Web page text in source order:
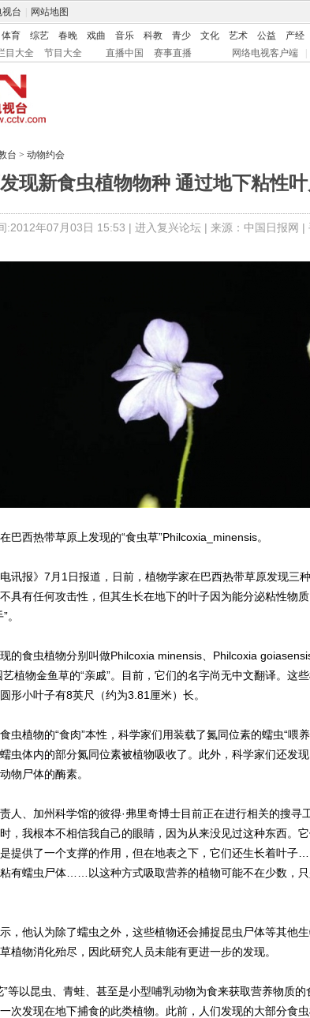
台 网站地图
体育 综艺 春晚 戏曲 音乐 科教 青少 文化 艺术 公益 产经
目大全 节目大全 直播中国 赛事直播 网络电视客户端
台 > 动物约会
现新食虫植物物种 通过地下粘性
:2012年07月03日 15:53 | 进入复兴论坛| 来源： 中国日报网 |
西热带草原上发现的“食虫草”Philcoxia_minensis。
报》7月1日报道，日前，植物学家在巴西热带草原发现三
具有任何攻击性，但其生长在地下的叶子因为能分泌粘性物
。
食虫植物分别叫做Philcoxia minensis、Philcoxia
植物金鱼草的“亲戚”。目前，它们的名字尚无中文翻译。这
形小叶子有8英尺（约为3.81厘米）长。
植物的“食肉”本性，科学家们用装载了氮同位素的蠕虫“喂
虫体内的部分氮同位素被植物吸收了。此外，科学家们还发
物尸体的酶素。
、加州科学馆的彼得·弗里奇博士目前正在进行相关的搜寻
，我根本不相信我自己的眼睛，因为从来没见过这种东西。
提供了一个支撑的作用，但在地表之下，它们还生长着叶子
有蠕虫尸体……以这种方式吸取营养的植物可能不在少数，
他认为除了蠕虫之外，这些植物还会捕捉昆虫尸体等其他
植物消化殆尽，因此研究人员未能有更进一步的发现。
以昆虫、青蛙、甚至是小型哺乳动物为食来获取营养物质的
次发现在地下捕食的此类植物。此前，人们发现的大部分食